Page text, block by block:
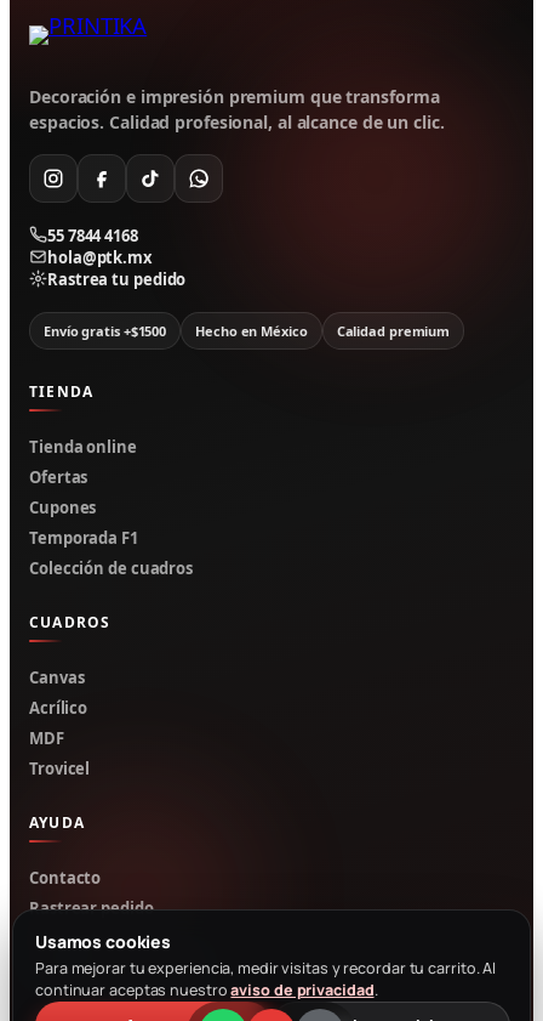
Usamos cookies
Para mejorar tu experiencia, medir visitas y recordar tu carrito. Al
continuar aceptas nuestroaviso de privacidad.
Decoración e impresión premium que transforma
espacios. Calidad profesional, al alcance de un clic.
55 7844 4168
hola@ptk.mx
Rastrea tu pedido
Envío gratis +$1500 Hecho en México Calidad premium
TIENDA
Tienda online
Ofertas
Cupones
Temporada F1
Colección de cuadros
CUADROS
Canvas
Acrílico
MDF
Trovicel
AYUDA
Contacto
Rastrear pedido
Mi cuenta
Cotizar por WhatsApp